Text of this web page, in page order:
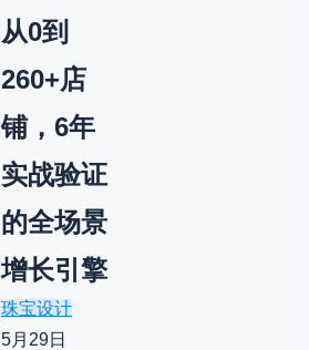
从0到
260+店
铺，6年
实战验证
的全场景
增长引擎
珠宝设计
5月29日